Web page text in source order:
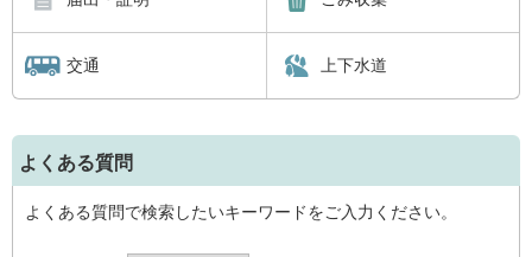
交通 上下水道
よくある質問
よくある質問で検索したいキーワードをご入力ください。